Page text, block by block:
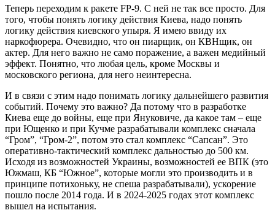
Теперь переходим к ракете FP-9. С ней не так все просто. Для
того, чтобы понять логику действия Киева, надо понять
логику действия киевского упыря. Я имею ввиду их
наркофюрера. Очевидно, что он пиарщик, он КВНщик, он
актер. Для него важно не само поражение, а важен медийный
эффект. Понятно, что любая цель, кроме Москвы и
московского региона, для него неинтересна.
И в связи с этим надо понимать логику дальнейшего развития
событий. Почему это важно? Да потому что в разработке
Киева еще до войны, еще при Януковиче, да какое там – еще
при Ющенко и при Кучме разрабатывали комплекс сначала
“Гром”, “Гром-2”, потом это стал комплекс “Сапсан”. Это
оперативно-тактический комплекс дальностью до 500 км.
Исходя из возможностей Украины, возможностей ее ВПК (это
Южмаш, КБ “Южное”, которые могли это производить и в
принципе потихоньку, не спеша разрабатывали), ускорение
пошло после 2014 года. И в 2024-2025 годах этот комплекс
вышел на испытания.